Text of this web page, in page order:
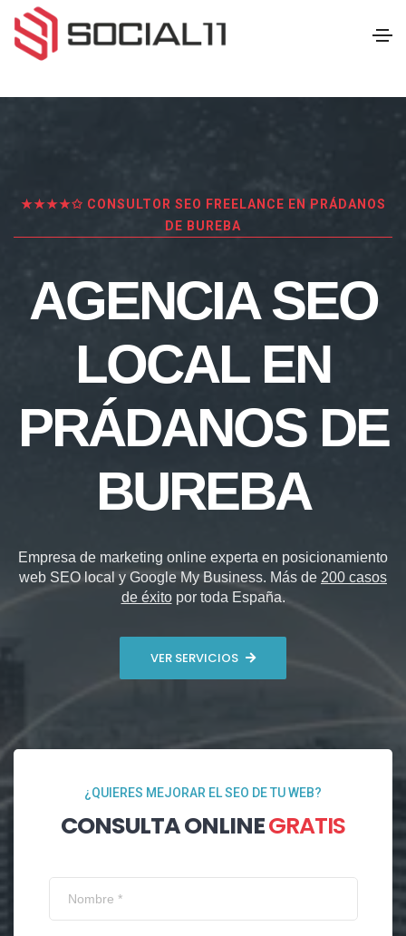
★★★★✩ CONSULTOR SEO FREELANCE EN PRÁDANOS
DE BUREBA
AGENCIA SEO
LOCAL EN
PRÁDANOS DE
BUREBA
Empresa de marketing online experta en posicionamiento
web SEO local y Google My Business. Más de 200 casos
de éxitopor toda España.
VER SERVICIOS
¿QUIERES MEJORAR EL SEO DE TU WEB?
CONSULTA ONLINEGRATIS